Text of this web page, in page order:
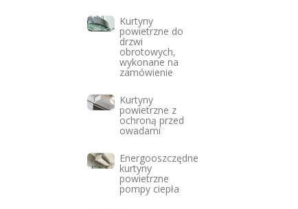
Kurtyny
powietrzne do
drzwi
obrotowych,
wykonane na
zamówienie
Kurtyny
powietrzne z
ochroną przed
owadami
Energooszczędne
kurtyny
powietrzne
pompy ciepła